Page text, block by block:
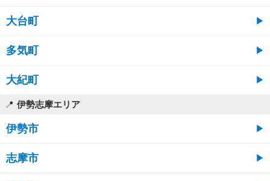
大台町
多気町
大紀町
伊勢志摩エリア
伊勢市
志摩市